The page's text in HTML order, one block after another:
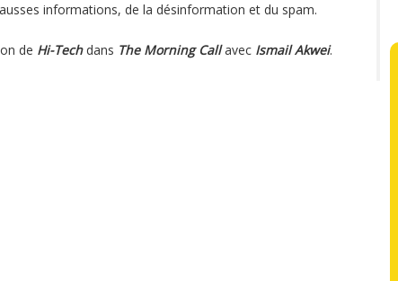
informations, de la désinformation et du spam.
de Hi-Techdans The Morning Callavec Ismail Akwei.